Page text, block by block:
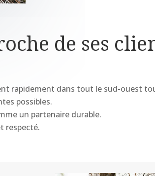
de ses
rapidement dans tout le sud-ouest
possibles.
un partenaire durable.
respecté.